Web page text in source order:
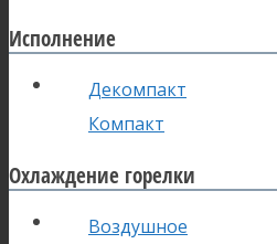
Исполнение
Декомпакт
Компакт
Охлаждение горелки
Воздушное